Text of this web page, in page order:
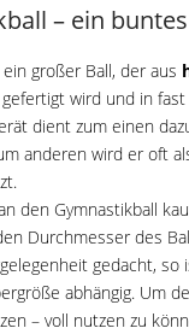
– ein
großer Ball, der aus
gefertigt wird und in
dient zum einen
anderen wird er oft
den Gymnastikball
Durchmesser des
gedacht,
abhängig. Um
– voll nutzen zu